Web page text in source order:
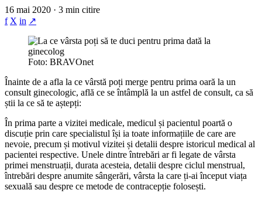
16 mai 2020 · 3 min citire
f X in ↗
Foto: BRAVOnet
Înainte de a afla la ce vârstă poți merge pentru prima oară la un
consult ginecologic, află ce se întâmplă la un astfel de consult, ca să
știi la ce să te aștepți:
În prima parte a vizitei medicale, medicul și pacientul poartă o
discuție prin care specialistul își ia toate informațiile de care are
nevoie, precum și motivul vizitei și detalii despre istoricul medical al
pacientei respective. Unele dintre întrebări ar fi legate de vârsta
primei menstruații, durata acesteia, detalii despre ciclul menstrual,
întrebări despre anumite sângerări, vârsta la care ți-ai început viața
sexuală sau despre ce metode de contracepție folosești.